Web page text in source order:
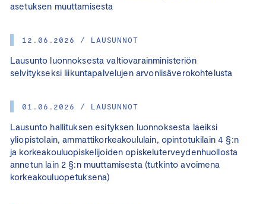
asetuksen muuttamisesta
12.06.2026 / LAUSUNNOT
Lausunto luonnoksesta valtiovarainministeriön
selvitykseksi liikuntapalvelujen arvonlisäverokohtelusta
01.06.2026 / LAUSUNNOT
Lausunto hallituksen esityksen luonnoksesta laeiksi
yliopistolain, ammattikorkeakoululain, opintotukilain 4 §:n
ja korkeakouluopiskelijoiden opiskeluterveydenhuollosta
annetun lain 2 §:n muuttamisesta (tutkinto avoimena
korkeakouluopetuksena)